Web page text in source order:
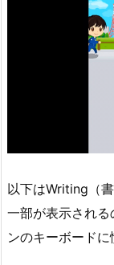
以下はWriting（
一部が表示され
ンのキーボードに